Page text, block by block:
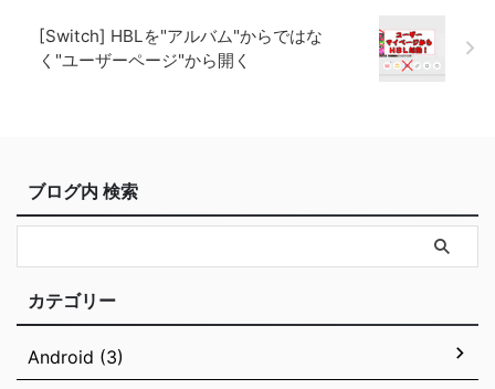
[Switch] HBLを"アルバム"からではな
く"ユーザーページ"から開く
ブログ内 検索
カテゴリー
Android (3)